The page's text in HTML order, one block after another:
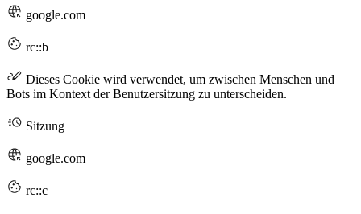
google.com
rc::b
Dieses Cookie wird verwendet, um zwischen Menschen und
Bots im Kontext der Benutzersitzung zu unterscheiden.
Sitzung
google.com
rc::c